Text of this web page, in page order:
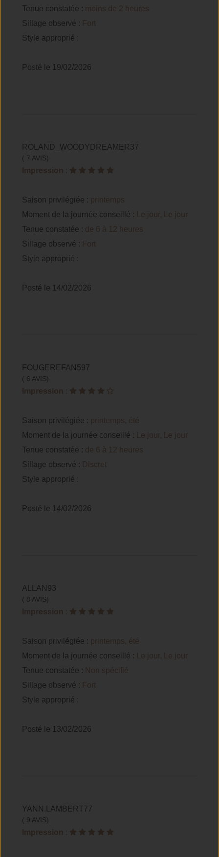
Tenue constatée :
moins de 2 heures
Sillage observé : Fort
Style approprié :
Posté le 19/02/2026
ROLAND_WOODYDREAMER37
( 7 AVIS)
Impression :
Saison privilégiée : printemps
Moment de la journée conseillé :
Le jour, Le jour
Tenue constatée : de 6 à 12 heures
Sillage observé : Fort
Style approprié :
Posté le 14/02/2026
FOUGEREFAN597
( 6 AVIS)
Impression :
Saison privilégiée : printemps, été
Moment de la journée conseillé :
Le jour, Le jour
Tenue constatée : de 6 à 12 heures
Sillage observé : Discret
Style approprié :
Posté le 14/02/2026
ALLAN93
( 8 AVIS)
Impression :
Saison privilégiée : printemps, été
Moment de la journée conseillé :
Le jour, Le jour
Tenue constatée : Non spécifié
Sillage observé : Fort
Style approprié :
Posté le 13/02/2026
YANN.LAMBERT77
( 9 AVIS)
Impression :